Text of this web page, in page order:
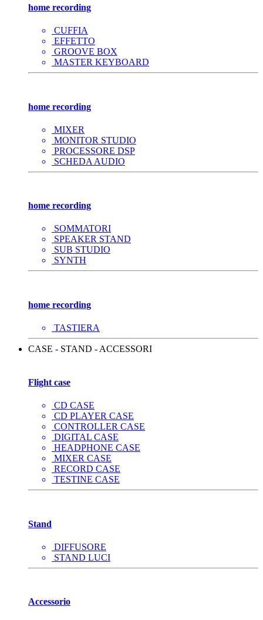
home recording
CUFFIA
EFFETTO
GROOVE BOX
MASTER KEYBOARD
home recording
MIXER
MONITOR STUDIO
PROCESSORE DSP
SCHEDA AUDIO
home recording
SOMMATORI
SPEAKER STAND
SUB STUDIO
SYNTH
home recording
TASTIERA
CASE - STAND - ACCESSORI
Flight case
CD CASE
CD PLAYER CASE
CONTROLLER CASE
DIGITAL CASE
HEADPHONE CASE
MIXER CASE
RECORD CASE
TESTINE CASE
Stand
DIFFUSORE
STAND LUCI
Accessorio